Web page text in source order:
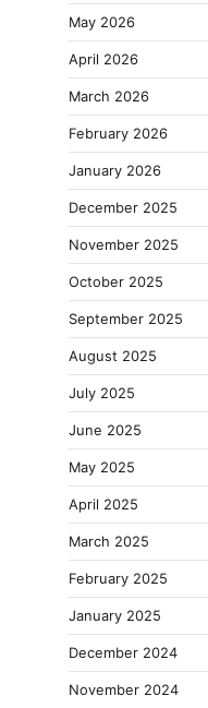
May 2026
April 2026
March 2026
February 2026
January 2026
December 2025
November 2025
October 2025
September 2025
August 2025
July 2025
June 2025
May 2025
April 2025
March 2025
February 2025
January 2025
December 2024
November 2024